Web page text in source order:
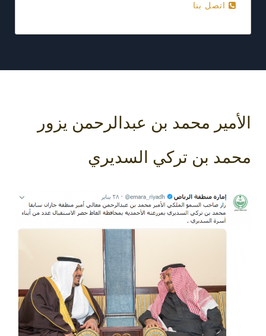
اتصل بنا
الأمير محمد بن عبدالرحمن يزور
محمد بن تركي السديري